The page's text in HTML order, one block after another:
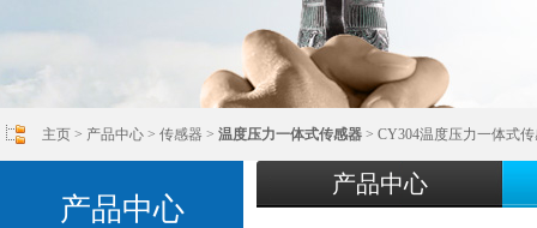
主页 > 产品中心 > 传感器 > 温度压力一体式传感器 > CY304温度压力一体式
产品中心
产品中心